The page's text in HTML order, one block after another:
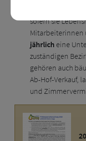
sofern sie
Mitarbeiterinnen
jährlich eine
zuständigen
gehören auch
Ab-Hof-Verkauf,
und